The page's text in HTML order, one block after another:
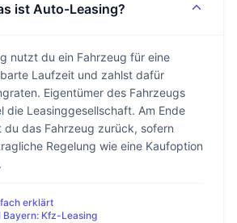
ist Auto-Leasing?
nutzt du ein Fahrzeug für eine
Laufzeit und zahlst dafür
Eigentümer des Fahrzeugs
die Leasinggesellschaft. Am Ende
das Fahrzeug zurück, sofern
Regelung wie eine Kaufoption
erklärt
Kfz-Leasing